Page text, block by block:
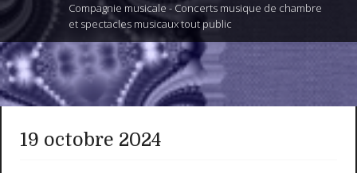
Compagnie musicale - Concerts musique de chambre
et spectacles musicaux tout public
19 octobre 2024